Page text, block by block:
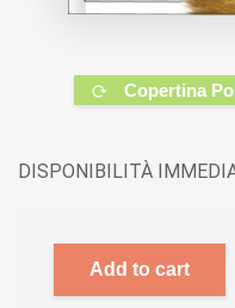
Copertina
DISPONIBILITÀ
Add to cart